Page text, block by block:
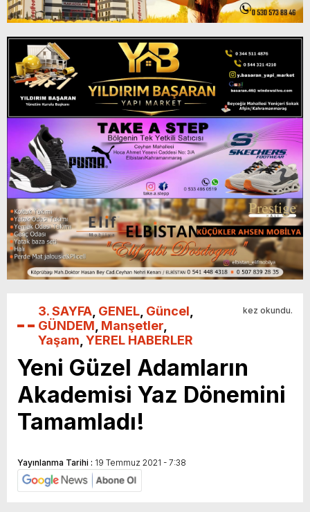
3. SAYFA GENEL Güncel
GÜNDEM Manşetler
Yaşam YEREL HABERLER
kez okundu.
Yeni Güzel Adamların
Akademisi Yaz Dönemini
Tamamladı!
Yayınlanma Tarihi : 19 Temmuz 2021 - 7:38